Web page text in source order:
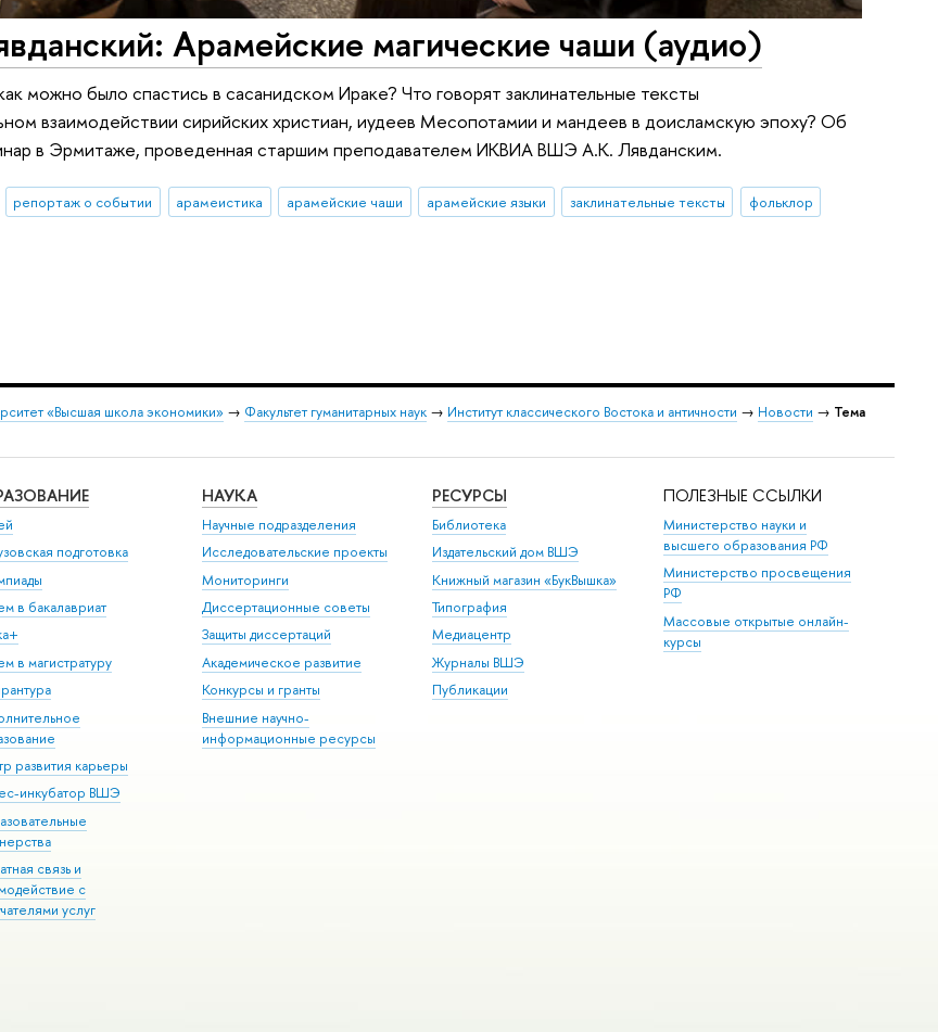
Арамейские магические чаши (аудио)
можно было спастись в сасанидском Ираке? Что говорят заклинательные тексты
взаимодействии сирийских христиан, иудеев Месопотамии и мандеев в доисламскую эпоху? Об
в Эрмитаже, проведенная старшим преподавателем ИКВИА ВШЭ А.К. Лявданским.
репортаж о событии арамеистика арамейские чаши арамейские языки заклинательные тексты фольклор
«Высшая школа экономики» → Факультет гуманитарных наук → Институт классического Востока и античности → Новости → Тема
подготовка
в бакалавриат
в магистратуру
развития карьеры
инкубатор ВШЭ
связь и
с
услуг
НАУКА
Научные подразделения
Исследовательские проекты
Мониторинги
Диссертационные советы
Защиты диссертаций
Академическое развитие
Конкурсы и гранты
Внешние научно-
информационные ресурсы
РЕСУРСЫ
Библиотека
Издательский дом ВШЭ
Книжный магазин «БукВышка»
Типография
Медиацентр
Журналы ВШЭ
Публикации
ПОЛЕЗНЫЕ ССЫЛКИ
Министерство науки и
высшего образования РФ
Министерство просвещения
РФ
Массовые открытые онлайн-
курсы